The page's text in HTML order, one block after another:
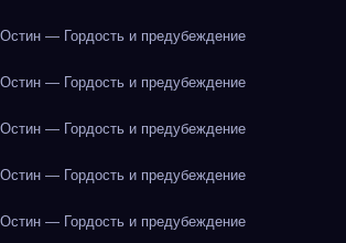
— Гордость и предубеждение
— Гордость и предубеждение
— Гордость и предубеждение
— Гордость и предубеждение
— Гордость и предубеждение